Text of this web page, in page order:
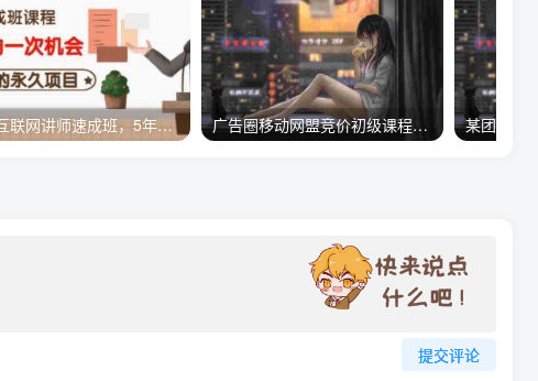
牛哥·互联网讲师速成班，5年才有的一次机会，月入10万的永久项目 广告圈移动网盟竞价初级课程最新5课原版全
提交评论